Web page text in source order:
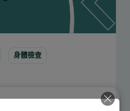
身體檢查